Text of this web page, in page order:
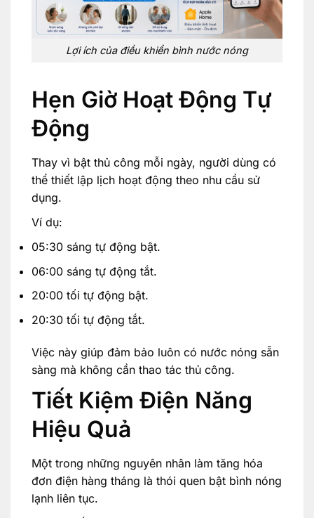
Lợi ích của điều khiển bình nước nóng
Hẹn Giờ Hoạt Động Tự
Động
Thay vì bật thủ công mỗi ngày, người dùng có
thể thiết lập lịch hoạt động theo nhu cầu sử
dụng.
Ví dụ:
05:30 sáng tự động bật.
06:00 sáng tự động tắt.
20:00 tối tự động bật.
20:30 tối tự động tắt.
Việc này giúp đảm bảo luôn có nước nóng sẵn
sàng mà không cần thao tác thủ công.
Tiết Kiệm Điện Năng
Hiệu Quả
Một trong những nguyên nhân làm tăng hóa
đơn điện hàng tháng là thói quen bật bình nóng
lạnh liên tục.